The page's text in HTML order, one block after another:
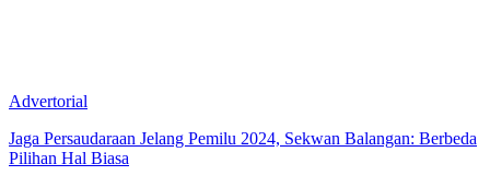
Advertorial
Jaga Persaudaraan Jelang Pemilu 2024, Sekwan Balangan: Berbeda
Pilihan Hal Biasa